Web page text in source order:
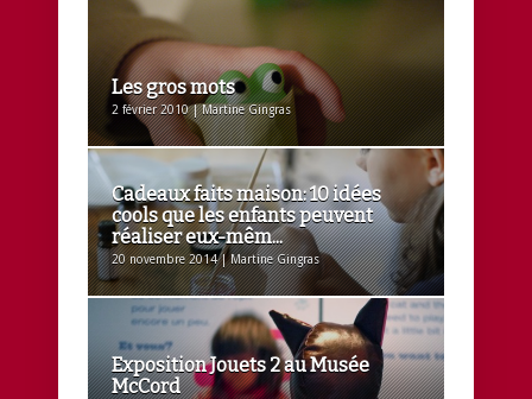
Les gros mots
2 février 2010 | Martine Gingras
Cadeaux faits maison: 10 idées
cools que les enfants peuvent
réaliser eux-mêm...
20 novembre 2014 | Martine Gingras
Exposition Jouets 2 au Musée
McCord